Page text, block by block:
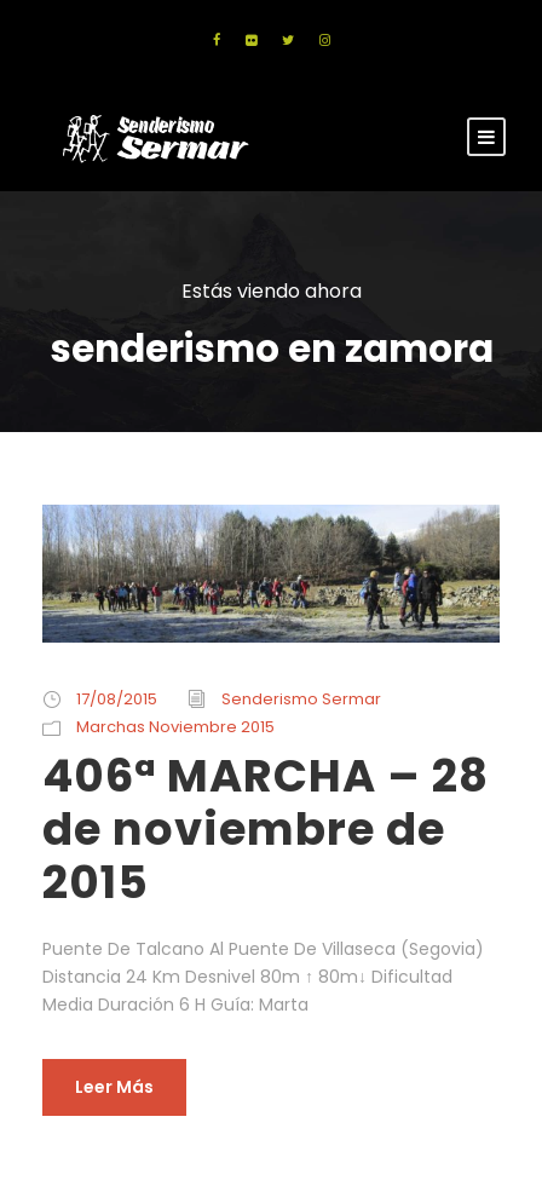
Estás viendo ahora
senderismo en zamora
17/08/2015
Senderismo Sermar
Marchas Noviembre 2015
406ª MARCHA – 28
de noviembre de
2015
Puente De Talcano Al Puente De Villaseca (Segovia)
Distancia 24 Km Desnivel 80m ↑ 80m↓ Dificultad
Media Duración 6 H Guía: Marta
Leer Más